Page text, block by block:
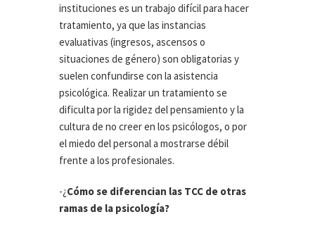
instituciones es un trabajo difícil para hacer
tratamiento, ya que las instancias
evaluativas (ingresos, ascensos o
situaciones de género) son obligatorias y
suelen confundirse con la asistencia
psicológica. Realizar un tratamiento se
dificulta por la rigidez del pensamiento y la
cultura de no creer en los psicólogos, o por
el miedo del personal a mostrarse débil
frente a los profesionales.
-¿Cómo se diferencian las TCC de otras
ramas de la psicología?